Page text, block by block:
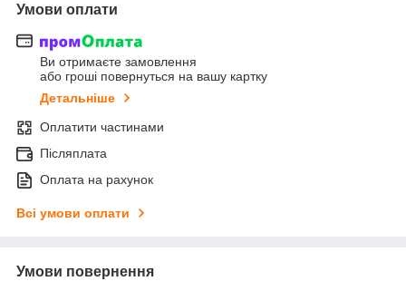
Умови оплати
Ви отримаєте замовлення
або гроші повернуться на вашу картку
Детальніше
Оплатити частинами
Післяплата
Оплата на рахунок
Всі умови оплати
Умови повернення